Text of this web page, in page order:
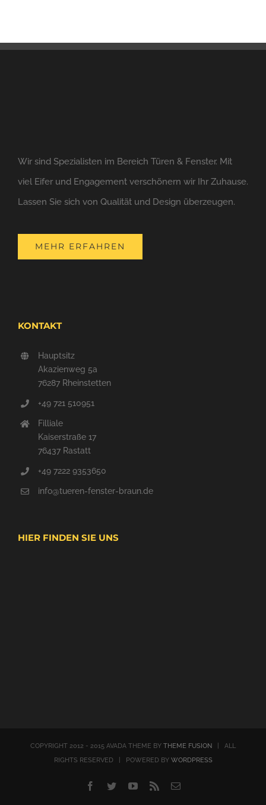
Wir sind Spezialisten im Bereich Türen & Fenster. Mit
viel Eifer und Engagement verschönern wir Ihr Zuhause.
Lassen Sie sich von Qualität und Design überzeugen.
MEHR ERFAHREN
KONTAKT
Hauptsitz
Akazienweg 5a
76287 Rheinstetten
+49 721 510951
Filliale
Kaiserstraße 17
76437 Rastatt
+49 7222 9353650
info@tueren-fenster-braun.de
HIER FINDEN SIE UNS
COPYRIGHT 2012 - 2015 AVADA THEME BY THEME FUSION | ALL
RIGHTS RESERVED | POWERED BY WORDPRESS
Facebook
TwitterYouTube
Rss
E-